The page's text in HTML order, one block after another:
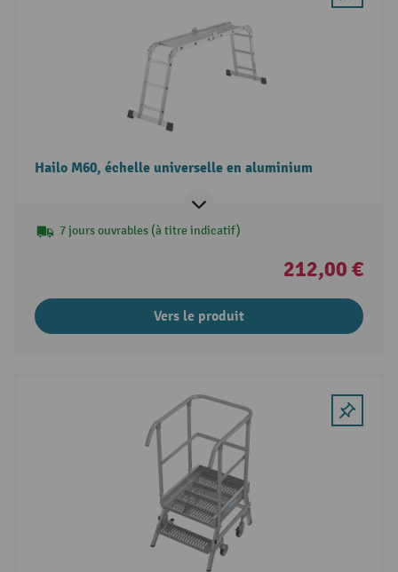
Hailo M60, échelle universelle en aluminium
7 jours ouvrables (à titre indicatif)
212,00 €
Vers le produit